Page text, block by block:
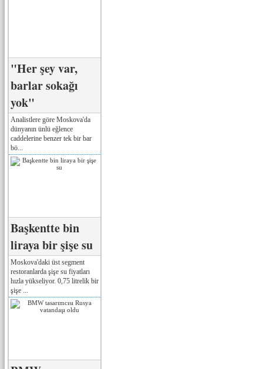
"Her şey var,
barlar sokağı
yok"
Analistlere göre Moskova'da
dünyanın ünlü eğlence
caddelerine benzer tek bir bar
bö...
Başkentte bin
liraya bir şişe su
Moskova'daki üst segment
restoranlarda şişe su fiyatları
hızla yükseliyor. 0,75 litrelik bir
şişe ...